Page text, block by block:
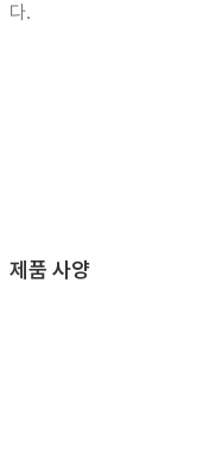
다.
제품 사양